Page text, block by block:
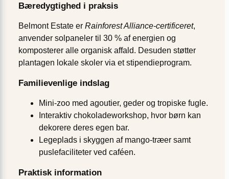
Bæredygtighed i praksis
Belmont Estate er Rainforest Alliance-certificeret,
anvender solpaneler til 30 % af energien og
komposterer alle organisk affald. Desuden støtter
plantagen lokale skoler via et stipendieprogram.
Familievenlige indslag
Mini-zoo med agoutier, geder og tropiske fugle.
Interaktiv chokoladeworkshop, hvor børn kan
dekorere deres egen bar.
Legeplads i skyggen af mango-træer samt
puslefaciliteter ved caféen.
Praktisk information